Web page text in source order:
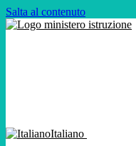
Salta al contenuto
Italiano